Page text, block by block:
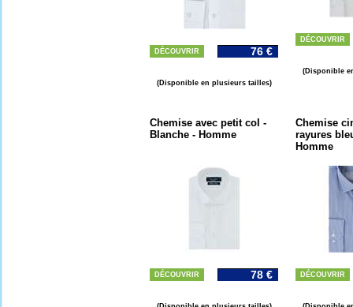
DÉCOUVRIR 76 €
(Disponible en plusieurs tailles)
DÉCOUVRIR
(Disponible
Chemise avec petit col -
Blanche - Homme
DÉCOUVRIR 78 €
Chemise
rayures
Homme
DÉCOUVRIR